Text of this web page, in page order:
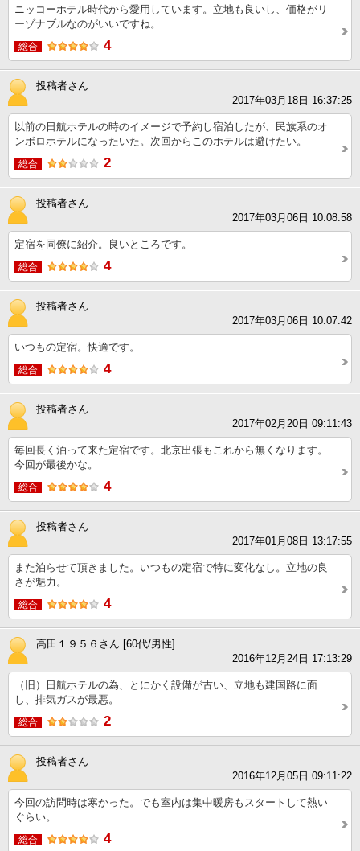
ニッコーホテル時代から愛用しています。立地も良いし、価格がリ
ーゾナブルなのがいいですね。
総合 4
投稿者さん
2017年03月18日 16:37:25
以前の日航ホテルの時のイメージで予約し宿泊したが、民族系のオ
ンボロホテルになったいた。次回からこのホテルは避けたい。
総合 2
投稿者さん
2017年03月06日 10:08:58
定宿を同僚に紹介。良いところです。
総合 4
投稿者さん
2017年03月06日 10:07:42
いつもの定宿。快適です。
総合 4
投稿者さん
2017年02月20日 09:11:43
毎回長く泊って来た定宿です。北京出張もこれから無くなります。
今回が最後かな。
総合 4
投稿者さん
2017年01月08日 13:17:55
また泊らせて頂きました。いつもの定宿で特に変化なし。立地の良
さが魅力。
総合 4
高田１９５６さん [60代/男性]
2016年12月24日 17:13:29
（旧）日航ホテルの為、とにかく設備が古い、立地も建国路に面
し、排気ガスが最悪。
総合 2
投稿者さん
2016年12月05日 09:11:22
今回の訪問時は寒かった。でも室内は集中暖房もスタートして熱い
ぐらい。
総合 4